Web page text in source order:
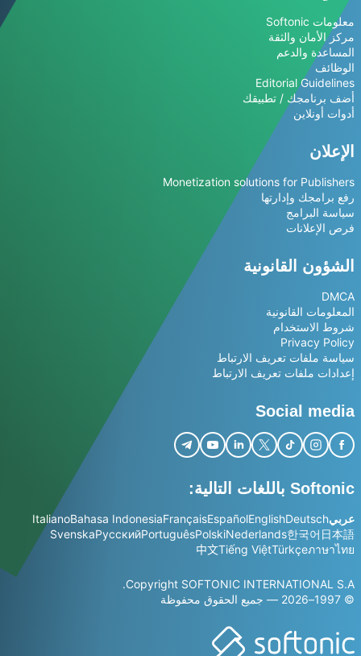
معلومات Softonic
مركز الأمان والثقة
المساعدة والدعم
الوظائف
Editorial Guidelines
أضف برنامجك / تطبيقك
أدوات أونلاين
الإعلان
Monetization solutions for Publishers
رفع برامجك وإدارتها
سياسة البرامج
فرص الإعلانات
الشؤون القانونية
DMCA
المعلومات القانونية
شروط الاستخدام
Privacy Policy
سياسة ملفات تعريف الارتباط
إعدادات ملفات تعريف الارتباط
Social media
Softonic باللغات التالية:
عربيDeutsch
English
Español
Français
Bahasa Indonesia
Italiano
日本語
한국어
Nederlands
Polski
Português
Русский
Svenska
ภาษาไทย
Türkçe
Tiếng Việt
中文
Copyright SOFTONIC INTERNATIONAL S.A.
© 1997–2026 — جميع الحقوق محفوظة